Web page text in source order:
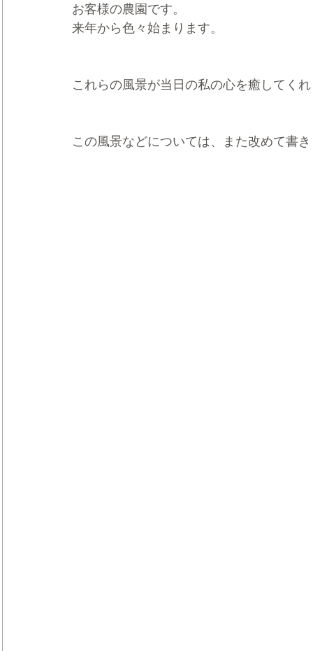
お客様の農園です。
来年から色々始まります。
これらの風景が当日の私の心を癒してく
この風景などについては、また改めて書